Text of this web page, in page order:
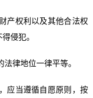
权利以及其他合法权
侵犯。
律地位一律平等。
当遵循自愿原则，按